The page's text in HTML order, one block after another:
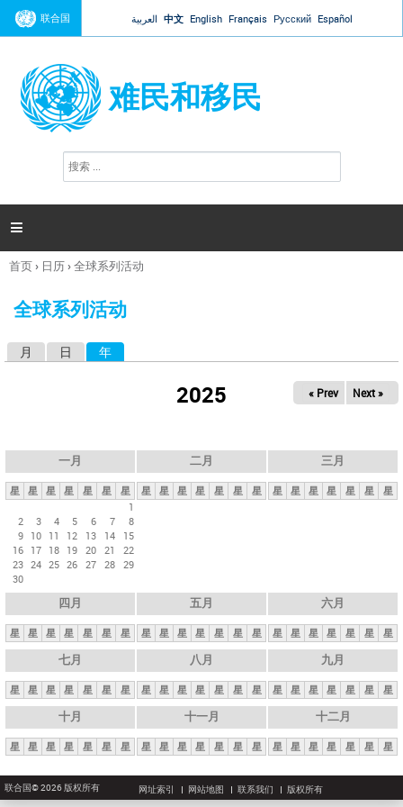
Jump to navigation
联合国 العربية 中文 English Français Русский Español
难民和移民
搜
索

你
这
首页› 日历›全球系列活动
全球系列活动
月 日 年
2025 « Prev Next »
一月
星 星 星 星 星 星
星
1
2
3 4 5 6 7
8
9 10 11 12 13 14
15
16 17 18 19 20 21
22
23 24 25 26 27 28 29
30
二月
星 星 星 星 星 星 星
三月
星 星 星 星 星 星 星
四月
星 星 星 星 星 星 星
五月
星 星 星 星 星 星 星
六月
星 星 星 星 星 星 星
七月
星 星 星 星 星 星 星
八月
星 星 星 星 星 星 星
九月
星 星 星 星 星 星 星
十月
星 星 星 星 星 星 星
十一月
星 星 星 星 星 星 星
十二月
星 星 星 星 星 星 星
联合国© 2026 版权所有 网址索引 网站地图 联系我们 版权所有